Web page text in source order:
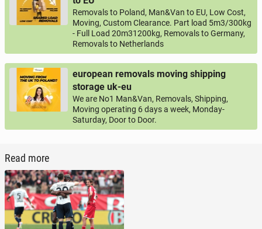
Removals to Poland, Man&Van to EU, Low Cost,
Moving, Custom Clearance. Part load 5m3/300kg
- Full Load 20m31200kg, Removals to Germany,
Removals to Netherlands
european removals moving shipping
storage uk-eu
We are No1 Man&Van, Removals, Shipping,
Moving operating 6 days a week, Monday-
Saturday, Door to Door.
Read more